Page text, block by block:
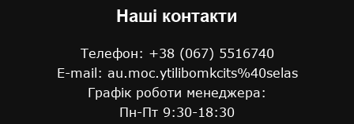
Наші контакти
Телефон: +38 (067) 5516740
E-mail: au.moc.ytilibomkcits%40selas
Графік роботи менеджера:
Пн-Пт 9:30-18:30